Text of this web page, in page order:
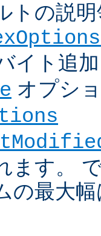
トの説
イト追
オプシ
ます。
の最大